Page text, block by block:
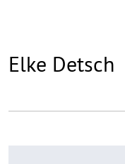
Elke Detsch